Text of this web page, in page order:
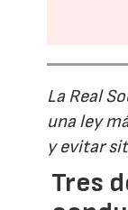
La Real
una ley
y evitar
Tres